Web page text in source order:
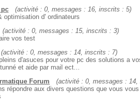
(activité : 0, messages : 16, inscrits : 5)
optimisation d' ordinateurs
(activité : 0, messages : 15, inscrits : 3)
vos test
(activité : 0, messages : 14, inscrits : 7)
d'asuces pour votre pc des solutions a
et aide par mail ect...
Forum
(activité : 0, messages : 14,
répondre aux divers questions que vous